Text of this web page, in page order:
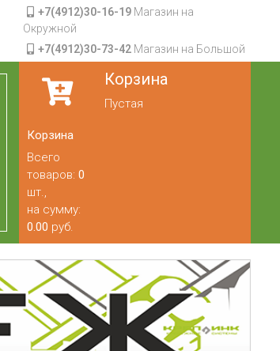
+7(4912)30-16-19Магазин на
Окружной
+7(4912)30-73-42Магазин на Большой
Корзина
Пустая
Корзина
Всего
товаров: 0
шт.,
на сумму:
0.00 руб.